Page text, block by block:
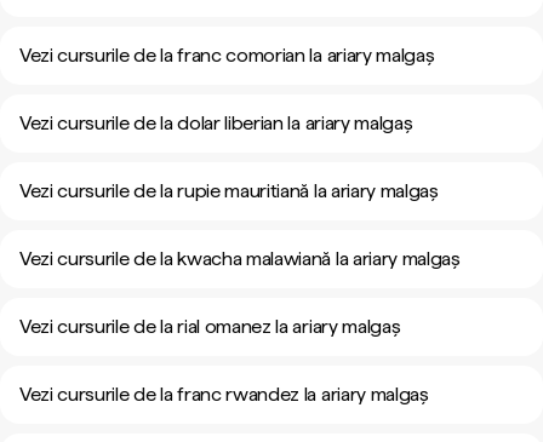
Vezi cursurile de la franc comorian la ariary malgaș
Vezi cursurile de la dolar liberian la ariary malgaș
Vezi cursurile de la rupie mauritiană la ariary malgaș
Vezi cursurile de la kwacha malawiană la ariary malgaș
Vezi cursurile de la rial omanez la ariary malgaș
Vezi cursurile de la franc rwandez la ariary malgaș